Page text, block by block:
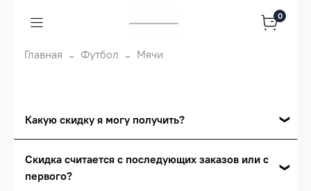
0
Главная Футбол Мячи
Какую скидку я могу получить?
Сумма скидки зависит от стоимости вашего
Скидка считается с последующих заказов или с
первого?